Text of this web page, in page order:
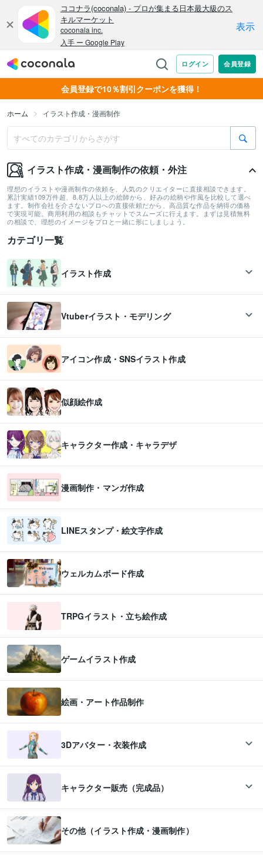
会員登録で10％割引クーポンを獲得！
ホーム イラスト作成・漫画制作
イラスト作成・漫画制作の依頼・外注
理想のイラストや漫画制作の依頼を、人気のクリエイターに直接相談できます。
累計実績109万件超、8.8万人以上の絵師から、好みの絵柄や作風を比較して選べ
ます。制作会社を介さないプロへの直接依頼だから、高品質な作品を納得の価格
で実現可能。商用利用の相談もチャットでスムーズに行えます。まずは見積無料
の相談で、理想のイメージをプロと一緒に形にしましょう。
カテゴリ一覧
イラスト作成
Vtuberイラスト・モデリング
アイコン作成・SNSイラスト作成
似顔絵作成
キャラクター作成・キャラデザ
漫画制作・マンガ作成
LINEスタンプ・絵文字作成
ウェルカムボード作成
TRPGイラスト・立ち絵作成
ゲームイラスト作成
絵画・アート作品制作
3Dアバター・衣装作成
キャラクター販売（完成品）
その他（イラスト作成・漫画制作）